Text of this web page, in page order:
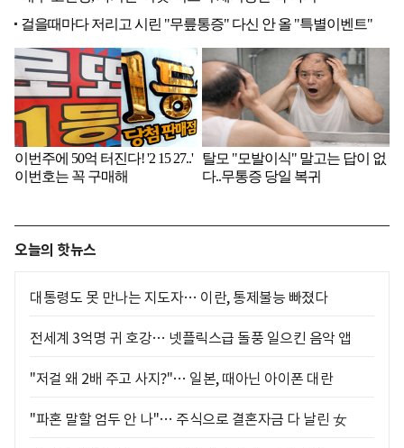
오늘의 핫뉴스
대통령도 못 만나는 지도자… 이란, 통제불능 빠졌다
전세계 3억명 귀 호강… 넷플릭스급 돌풍 일으킨 음악 앱
"저걸 왜 2배 주고 사지?"… 일본, 때아닌 아이폰 대란
"파혼 말할 엄두 안 나"… 주식으로 결혼자금 다 날린 女